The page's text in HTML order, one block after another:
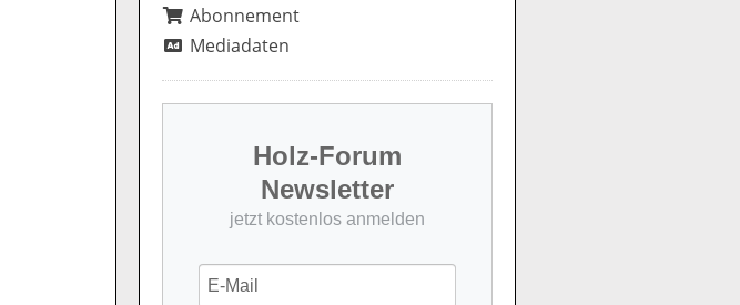
Abonnement
Mediadaten
Holz-Forum
Newsletter
jetzt kostenlos anmelden